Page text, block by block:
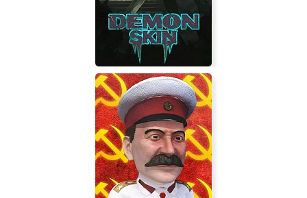
Demon Skin